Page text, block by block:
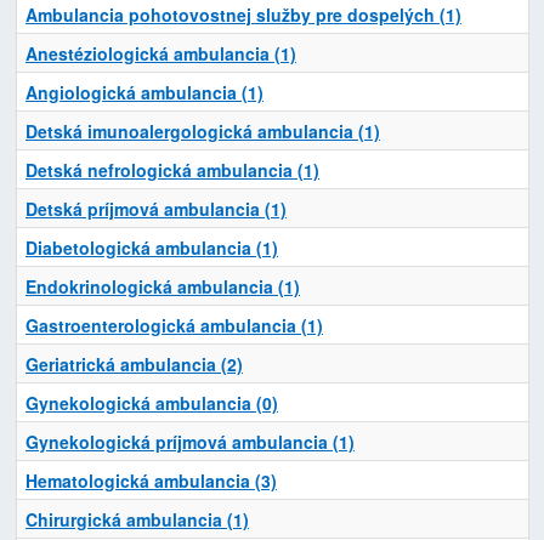
Ambulancia pohotovostnej služby pre dospelých (1)
Anestéziologická ambulancia (1)
Angiologická ambulancia (1)
Detská imunoalergologická ambulancia (1)
Detská nefrologická ambulancia (1)
Detská príjmová ambulancia (1)
Diabetologická ambulancia (1)
Endokrinologická ambulancia (1)
Gastroenterologická ambulancia (1)
Geriatrická ambulancia (2)
Gynekologická ambulancia (0)
Gynekologická príjmová ambulancia (1)
Hematologická ambulancia (3)
Chirurgická ambulancia (1)